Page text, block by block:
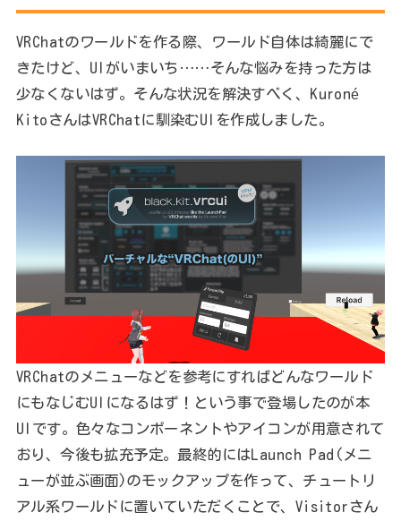
VRChatのワールドを作る際、ワールド自体は綺麗にで
きたけど、UIがいまいち……そんな悩みを持った方は
少なくないはず。そんな状況を解決すべく、Kuroné
KitoさんはVRChatに馴染むUIを作成しました。
VRChatのメニューなどを参考にすればどんなワールド
にもなじむUIになるはず！という事で登場したのが本
UIです。色々なコンポーネントやアイコンが用意されて
おり、今後も拡充予定。最終的にはLaunch Pad(メニ
ューが並ぶ画面)のモックアップを作って、チュートリ
アル系ワールドに置いていただくことで、Visitorさん